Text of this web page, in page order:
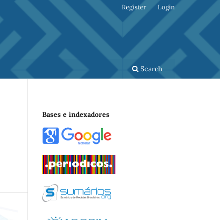
Search
Register Login
Bases e indexadores